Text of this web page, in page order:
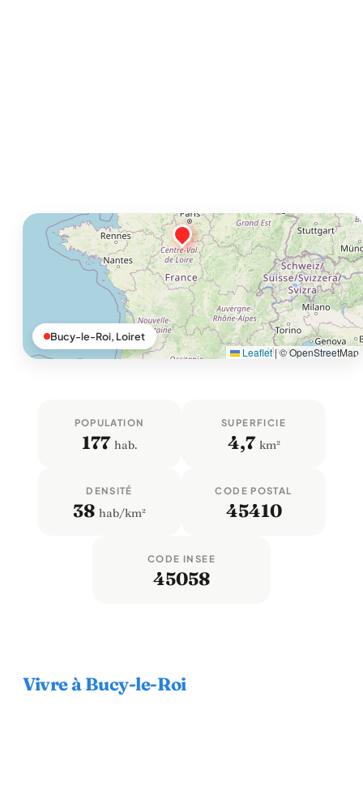
Leaflet |© OpenStreetMap
Bucy-le-Roi, Loiret
POPULATION
177 hab.
SUPERFICIE
4,7 km²
DENSITÉ
38 hab/km²
CODE POSTAL
45410
CODE INSEE
45058
Vivre à Bucy-le-Roi